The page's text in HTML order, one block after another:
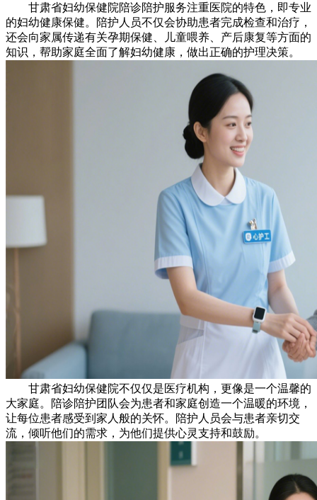
甘肃省妇幼保健院陪诊陪护服务注重医院的特色，即专业
的妇幼健康保健。陪护人员不仅会协助患者完成检查和治疗，
还会向家属传递有关孕期保健、儿童喂养、产后康复等方面的
知识，帮助家庭全面了解妇幼健康，做出正确的护理决策。
甘肃省妇幼保健院不仅仅是医疗机构，更像是一个温馨的
大家庭。陪诊陪护团队会为患者和家庭创造一个温暖的环境，
让每位患者感受到家人般的关怀。陪护人员会与患者亲切交
流，倾听他们的需求，为他们提供心灵支持和鼓励。